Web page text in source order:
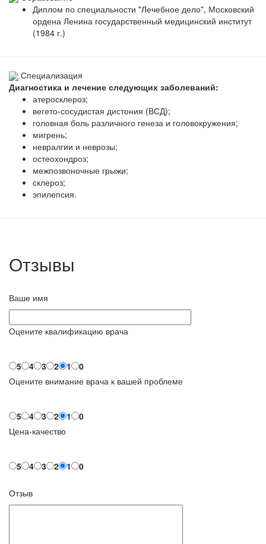
Диплом по специальности "Лечебное дело", Московский
ордена Ленина государственный медицинский институт
(1984 г.)
Специализация
Диагностика и лечение следующих заболеваний:
атеросклероз;
вегето-сосудистая дистония (ВСД);
головная боль различного генеза и головокружения;
мигрень;
невралгии и неврозы;
остеохондроз;
межпозвоночные грыжи;
склероз;
эпилепсия.
Отзывы
Ваше имя
Оцените квалификацию врача
5 4 3 2 1
0
Оцените внимание врача к вашей проблеме
5 4 3 2 1
0
Цена-качество
5 4 3 2 1 0
Отзыв